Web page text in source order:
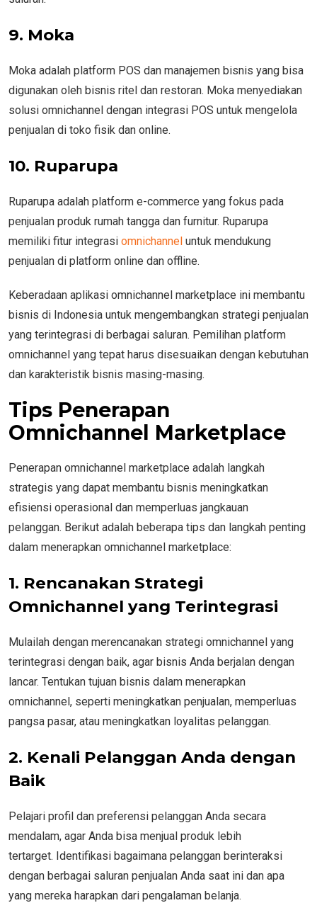
9. Moka
Moka adalah platform POS dan manajemen bisnis yang bisa
digunakan oleh bisnis ritel dan restoran. Moka menyediakan
solusi omnichannel dengan integrasi POS untuk mengelola
penjualan di toko fisik dan online.
10. Ruparupa
Ruparupa adalah platform e-commerce yang fokus pada
penjualan produk rumah tangga dan furnitur. Ruparupa
memiliki fitur integrasi omnichannel untuk mendukung
penjualan di platform online dan offline.
Keberadaan aplikasi omnichannel marketplace ini membantu
bisnis di Indonesia untuk mengembangkan strategi penjualan
yang terintegrasi di berbagai saluran. Pemilihan platform
omnichannel yang tepat harus disesuaikan dengan kebutuhan
dan karakteristik bisnis masing-masing.
Tips Penerapan
Omnichannel Marketplace
Penerapan omnichannel marketplace adalah langkah
strategis yang dapat membantu bisnis meningkatkan
efisiensi operasional dan memperluas jangkauan
pelanggan. Berikut adalah beberapa tips dan langkah penting
dalam menerapkan omnichannel marketplace:
1. Rencanakan Strategi
Omnichannel yang Terintegrasi
Mulailah dengan merencanakan strategi omnichannel yang
terintegrasi dengan baik, agar bisnis Anda berjalan dengan
lancar. Tentukan tujuan bisnis dalam menerapkan
omnichannel, seperti meningkatkan penjualan, memperluas
pangsa pasar, atau meningkatkan loyalitas pelanggan.
2. Kenali Pelanggan Anda dengan
Baik
Pelajari profil dan preferensi pelanggan Anda secara
mendalam, agar Anda bisa menjual produk lebih
tertarget. Identifikasi bagaimana pelanggan berinteraksi
dengan berbagai saluran penjualan Anda saat ini dan apa
yang mereka harapkan dari pengalaman belanja.